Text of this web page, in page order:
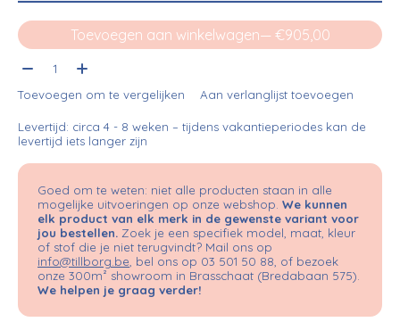
Toevoegen aan winkelwagen
— €905,00
Aantal:
Toevoegen om te vergelijken Aan verlanglijst toevoegen
Levertijd: circa 4 - 8 weken – tijdens vakantieperiodes kan de
levertijd iets langer zijn
Goed om te weten: niet alle producten staan in alle
mogelijke uitvoeringen op onze webshop. We kunnen
elk product van elk merk in de gewenste variant voor
jou bestellen. Zoek je een specifiek model, maat, kleur
of stof die je niet terugvindt? Mail ons op
info@tillborg.be , bel ons op 03 501 50 88, of bezoek
onze 300m² showroom in Brasschaat (Bredabaan 575).
We helpen je graag verder!